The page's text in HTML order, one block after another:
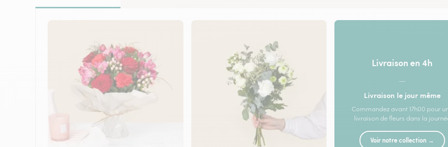
Livraison en 4h
—
Livraison le jour même
Commandez avant 17h00 pour
livraison de fleurs dans la
Voir notre collection →